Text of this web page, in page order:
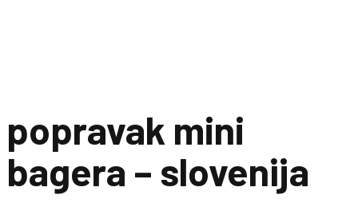
popravak mini
bagera – slovenija